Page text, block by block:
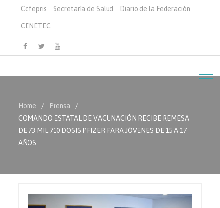
Cofepris Secretaría de Salud Diario de la Federación
CENETEC
Facebook
TwitterYoutube
Home
Prensa
COMANDO ESTATAL DE VACUNACIÓN RECIBE REMESA
DE 73 MIL 710 DOSIS PFIZER PARA JÓVENES DE 15 A 17
AÑOS